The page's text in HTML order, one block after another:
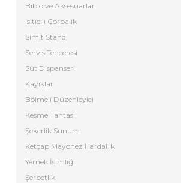
Biblo ve Aksesuarlar
Isıtıcılı Çorbalık
Simit Standı
Servis Tenceresi
Süt Dispanseri
Kayıklar
Bölmeli Düzenleyici
Kesme Tahtası
Şekerlik Sunum
Ketçap Mayonez Hardallık
Yemek İsimliği
Şerbetlik